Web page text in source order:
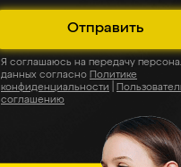
Отправить
Я соглашаюсь на передачу
данных согласно Политике
конфиденциальности
соглашению